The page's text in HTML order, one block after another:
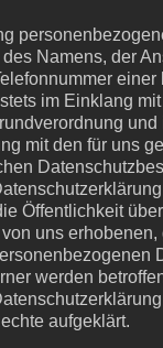
von
Löschung die
personenbezogenen
nach Art. 21
muss eine Abwägung
vorgenommen
Interessen
der Verarbeitung
Ihrer
diese Daten – von
Einwilligung oder
von
Namens, der
einer
im Einklang
und
mit den für uns
Öffentlichkeit
uns erhobenen,
werden
aufgeklärt.